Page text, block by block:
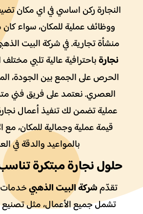
النجارة ركن اساسي في اي مكان
ووظائف عملية للمكان، سواء كان
منشأة تجارية. في شركة البيت
نجارةباحترافية عالية تلبي
الحرص على الجمع بين الجودة،
العصري. نعتمد على فريق
عملية تضمن لك تنفيذ أعمال
قيمة عملية وجمالية للمكان، مع
بالمواعيد والدقة في
حلول نجارة مبتكرة
تقدّمشركة البيت الذهبيخدمات
تشمل جميع الأعمال، مثل تصنيع